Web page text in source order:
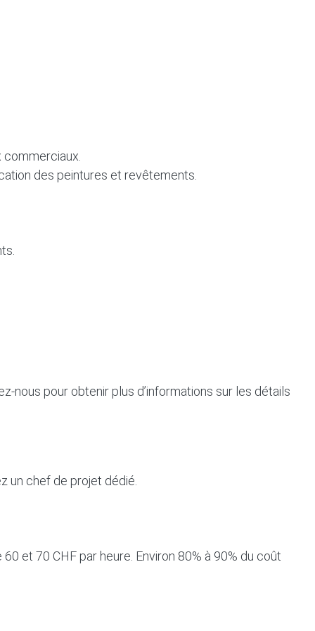
des peintures et revêtements.
nous pour obtenir plus d’informations sur les détails
un chef de projet dédié.
et 70 CHF par heure. Environ 80% à 90% du coût